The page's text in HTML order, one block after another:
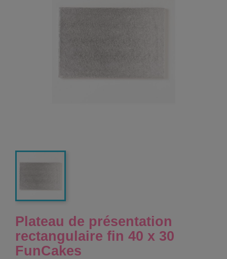
Plateau de présentation
rectangulaire fin 40 x 30
FunCakes